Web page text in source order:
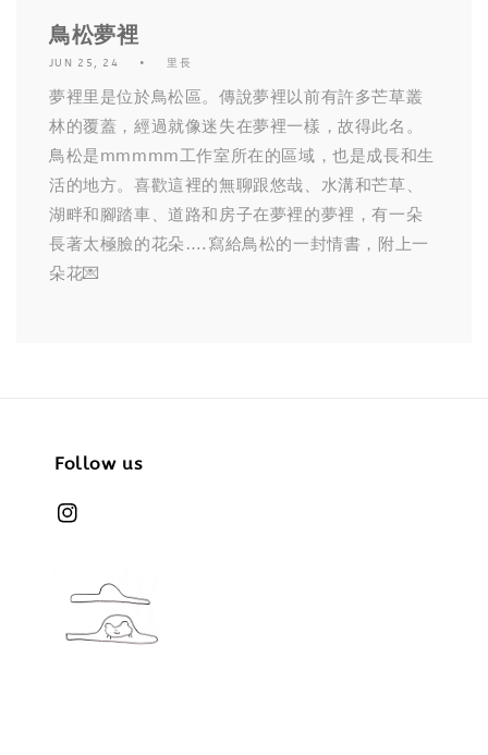
鳥松夢裡
JUN 25, 24 里長
夢裡里是位於鳥松區。傳說夢裡以前有許多芒草叢
林的覆蓋，經過就像迷失在夢裡一樣，故得此名。
鳥松是mmmmm工作室所在的區域，也是成長和生
活的地方。喜歡這裡的無聊跟悠哉、水溝和芒草、
湖畔和腳踏車、道路和房子在夢裡的夢裡，有一朵
長著太極臉的花朵….寫給鳥松的一封情書，附上一
朵花💌
Follow us